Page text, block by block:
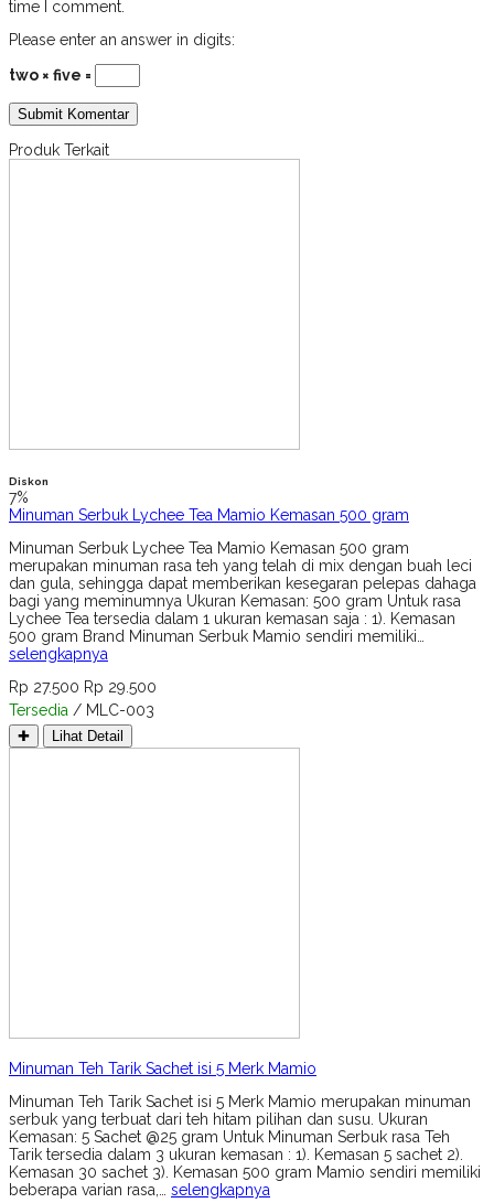
time I comment.
Please enter an answer in digits:
two × five =
Produk Terkait
Diskon
7%
Minuman Serbuk Lychee Tea Mamio Kemasan 500 gram
Minuman Serbuk Lychee Tea Mamio Kemasan 500 gram
merupakan minuman rasa teh yang telah di mix dengan buah leci
dan gula, sehingga dapat memberikan kesegaran pelepas dahaga
bagi yang meminumnya Ukuran Kemasan: 500 gram Untuk rasa
Lychee Tea tersedia dalam 1 ukuran kemasan saja : 1). Kemasan
500 gram Brand Minuman Serbuk Mamio sendiri memiliki…
selengkapnya
Rp 27.500 Rp 29.500
Tersedia / MLC-003
✚ Lihat Detail
Minuman Teh Tarik Sachet isi 5 Merk Mamio
Minuman Teh Tarik Sachet isi 5 Merk Mamio merupakan minuman
serbuk yang terbuat dari teh hitam pilihan dan susu. Ukuran
Kemasan: 5 Sachet @25 gram Untuk Minuman Serbuk rasa Teh
Tarik tersedia dalam 3 ukuran kemasan : 1). Kemasan 5 sachet 2).
Kemasan 30 sachet 3). Kemasan 500 gram Mamio sendiri memiliki
beberapa varian rasa,… selengkapnya